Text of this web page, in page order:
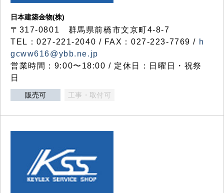
日本建築金物(株)
〒317‐0801 群馬県前橋市文京町4-8-7
TEL：027-221-2040 / FAX：027-223-7769 / h
gcww616@ybb.ne.jp
営業時間：9:00〜18:00 / 定休日：日曜日・祝祭
日
販売可 工事・取付可